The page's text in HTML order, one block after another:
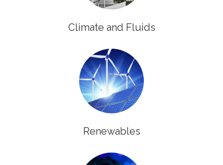
Climate and Fluids
Renewables